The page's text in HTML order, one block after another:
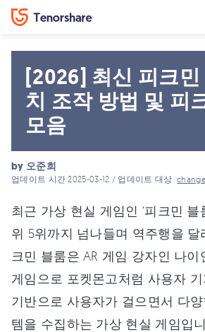
[2026] 최신 피크민
치 조작 방법 및 피
모음
by 오준희
업데이트 시간 2025-03-12 / 업데이트 대상
최근 가상 현실 게임인 ‘피크민 블
위 5위까지 넘나들며 역주행을 달
크민 블룸은 AR 게임 강자인 나
게임으로 포켓몬고처럼 사용자 기
기반으로 사용자가 걸으면서 다
템을 수집하는 가상 현실 게임입